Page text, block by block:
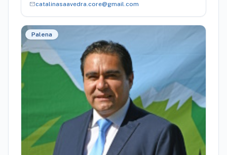
mailcatalinasaavedra.core@gmail.com
Palena